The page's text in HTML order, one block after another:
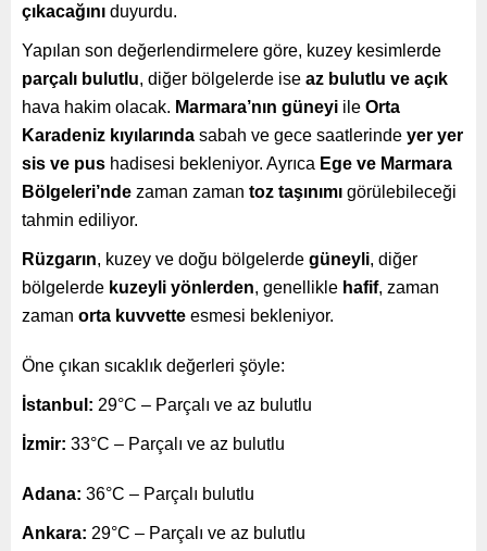
çıkacağını duyurdu.
Yapılan son değerlendirmelere göre, kuzey kesimlerde
parçalı bulutlu, diğer bölgelerde ise az bulutlu ve açık
hava hakim olacak. Marmara’nın güneyi ile Orta
Karadeniz kıyılarında sabah ve gece saatlerinde yer yer
sis ve pus hadisesi bekleniyor. Ayrıca Ege ve Marmara
Bölgeleri’nde zaman zaman toz taşınımı görülebileceği
tahmin ediliyor.
Rüzgarın, kuzey ve doğu bölgelerde güneyli, diğer
bölgelerde kuzeyli yönlerden, genellikle hafif, zaman
zaman orta kuvvette esmesi bekleniyor.
Öne çıkan sıcaklık değerleri şöyle:
İstanbul: 29°C – Parçalı ve az bulutlu
İzmir: 33°C – Parçalı ve az bulutlu
Adana: 36°C – Parçalı bulutlu
Ankara: 29°C – Parçalı ve az bulutlu